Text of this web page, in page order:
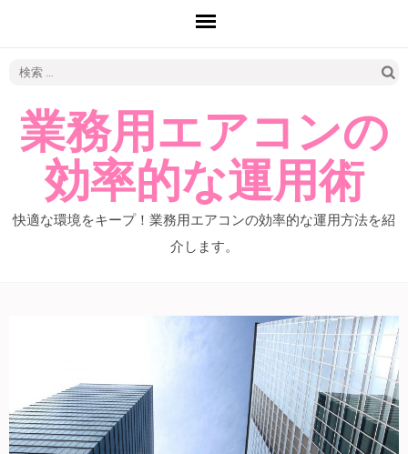
業務用エアコンの
効率的な運用術
快適な環境をキープ！業務用エアコンの効率的な運用方法を紹
介します。